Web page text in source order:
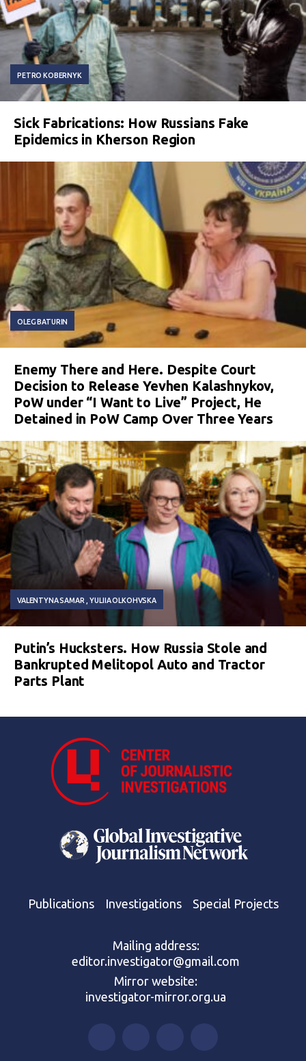
PETRO KOBERNYK
Sick Fabrications: How Russians Fake
Epidemics in Kherson Region
OLEG BATURIN
Enemy There and Here. Despite Court
Decision to Release Yevhen Kalashnykov,
PoW under “I Want to Live” Project, He
Detained in PoW Camp Over Three Years
VALENTYNA SAMAR YULIIA OLKOHVSKA
Putin’s Hucksters. How Russia Stole and
Bankrupted Melitopol Auto and Tractor
Parts Plant
Publications Investigations Special Projects
Mailing address:
editor.investigator@gmail.com
Mirror website:
investigator-mirror.org.ua